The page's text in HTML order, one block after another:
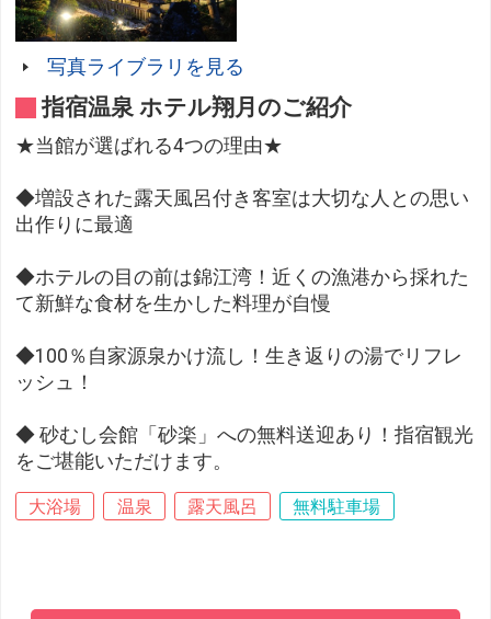
写真ライブラリを見る
指宿温泉 ホテル翔月のご紹介
★当館が選ばれる4つの理由★
◆増設された露天風呂付き客室は大切な人との思い
出作りに最適
◆ホテルの目の前は錦江湾！近くの漁港から採れた
て新鮮な食材を生かした料理が自慢
◆100％自家源泉かけ流し！生き返りの湯でリフレ
ッシュ！
◆ 砂むし会館「砂楽」への無料送迎あり！指宿観光
をご堪能いただけます。
大浴場 温泉 露天風呂 無料駐車場